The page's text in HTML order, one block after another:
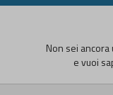
Non sei
e vuoi